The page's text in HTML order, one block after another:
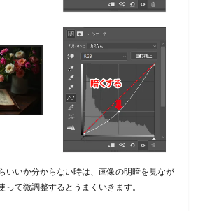
いいか分からない時は、画像の明暗を見なが
って微調整するとうまくいきます。